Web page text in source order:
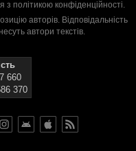
з політикою конфіденційності.
авторів. Відповідальність
автори текстів.
660
370